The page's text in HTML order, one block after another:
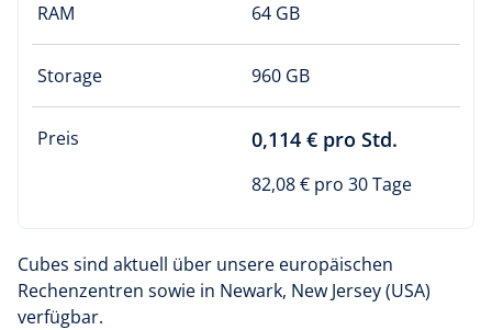
RAM 64 GB
Storage 960 GB
Preis 0,114 € pro Std.
82,08 € pro 30 Tage
Cubes sind aktuell über unsere europäischen
Rechenzentren sowie in Newark, New Jersey (USA)
verfügbar.